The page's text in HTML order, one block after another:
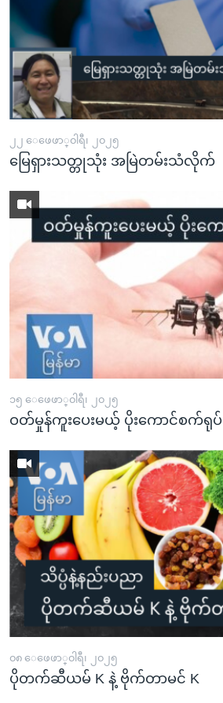
၂၂ ေဖေဖာ္၀ါရီ၊ ၂၀၂၅
မြေရှားသတ္တုသုံး အမြဲတမ်းသံလိုက်
၁၅ ေဖေဖာ္၀ါရီ၊ ၂၀၂၅
ဝတ်မှုန်ကူးပေးမယ့် ပိုးကောင်စက်ရုပ်
၀၈ ေဖေဖာ္၀ါရီ၊ ၂၀၂၅
ပိုတက်ဆီယမ် K နဲ့ ဗိုက်တာမင် K